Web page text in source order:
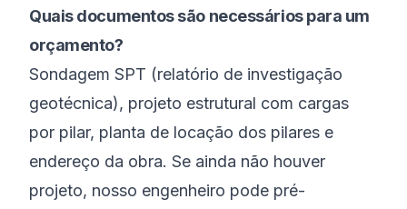
Quais documentos são necessários para um
orçamento?
Sondagem SPT (relatório de investigação
geotécnica), projeto estrutural com cargas
por pilar, planta de locação dos pilares e
endereço da obra. Se ainda não houver
projeto, nosso engenheiro pode pré-